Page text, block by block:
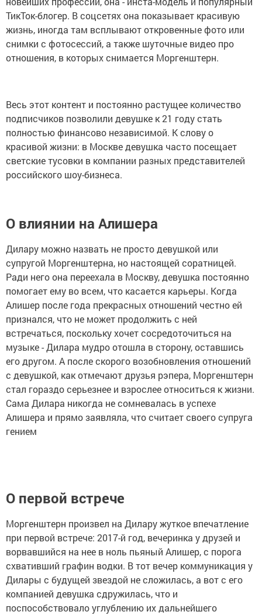
ТикТок-блогер. В соцсетях она показывает красивую
жизнь, иногда там всплывают откровенные фото или
снимки с фотосессий, а также шуточные видео про
отношения, в которых снимается Моргенштерн.
Весь этот контент и постоянно растущее количество
подписчиков позволили девушке к 21 году стать
полностью финансово независимой. К слову о
красивой жизни: в Москве девушка часто посещает
светские тусовки в компании разных представителей
российского шоу-бизнеса.
О влиянии на Алишера
Дилару можно назвать не просто девушкой или
супругой Моргенштерна, но настоящей соратницей.
Ради него она переехала в Москву, девушка постоянно
помогает ему во всем, что касается карьеры. Когда
Алишер после года прекрасных отношений честно ей
признался, что не может продолжить с ней
встречаться, поскольку хочет сосредоточиться на
музыке - Дилара мудро отошла в сторону, оставшись
его другом. А после скорого возобновления отношений
с девушкой, как отмечают друзья рэпера, Моргенштерн
стал гораздо серьезнее и взрослее относиться к жизни.
Сама Дилара никогда не сомневалась в успехе
Алишера и прямо заявляла, что считает своего супруга
гением
О первой встрече
Моргенштерн произвел на Дилару жуткое впечатление
при первой встрече: 2017-й год, вечеринка у друзей и
ворвавшийся на нее в ноль пьяный Алишер, с порога
схвативший графин водки. В тот вечер коммуникация у
Дилары с будущей звездой не сложилась, а вот с его
компанией девушка сдружилась, что и
поспособствовало углублению их дальнейшего